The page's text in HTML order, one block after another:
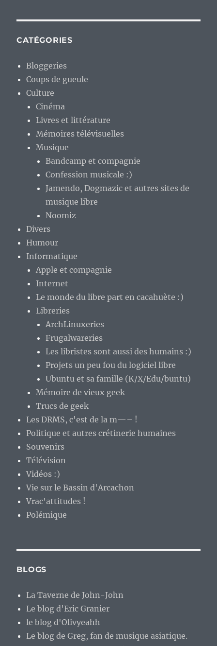
CATÉGORIES
Bloggeries
Coups de gueule
Culture
Cinéma
Livres et littérature
Mémoires télévisuelles
Musique
Bandcamp et compagnie
Confession musicale :)
Jamendo, Dogmazic et autres sites de
musique libre
Noomiz
Divers
Humour
Informatique
Apple et compagnie
Internet
Le monde du libre part en cacahuète :)
Libreries
ArchLinuxeries
Frugalwareries
Les libristes sont aussi des humains :)
Projets un peu fou du logiciel libre
Ubuntu et sa famille (K/X/Edu/buntu)
Mémoire de vieux geek
Trucs de geek
Les DRMS, c'est de la m—– !
Politique et autres crétinerie humaines
Souvenirs
Télévision
Vidéos :)
Vie sur le Bassin d'Arcachon
Vrac'attitudes !
Polémique
BLOGS
La Taverne de John-John
Le blog d'Eric Granier
le blog d'Olivyeahh
Le blog de Greg, fan de musique asiatique.